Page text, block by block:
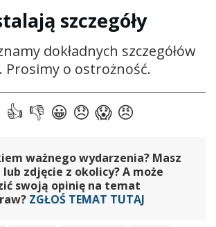
szczegóły
dokładnych szczegółów
Prosimy o ostrożność.
ważnego wydarzenia? Masz
zdjęcie z okolicy? A może
swoją opinię na temat
ZGŁOŚ TEMAT TUTAJ